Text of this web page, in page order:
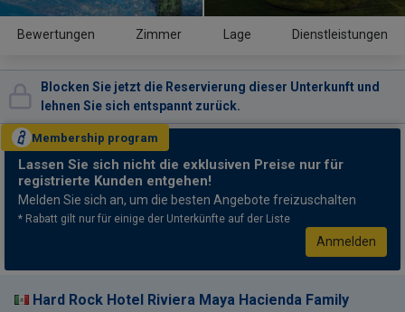
Bewertungen Zimmer Lage Dienstleistungen
Blocken Sie jetzt die Reservierung dieser Unterkunft und
lehnen Sie sich entspannt zurück.
Membership program
Lassen Sie sich nicht die exklusiven Preise nur für
registrierte Kunden entgehen!
Melden Sie sich an, um die besten Angebote freizuschalten
* Rabatt gilt nur für einige der Unterkünfte auf der Liste
Anmelden
Hard Rock Hotel Riviera Maya Hacienda Family